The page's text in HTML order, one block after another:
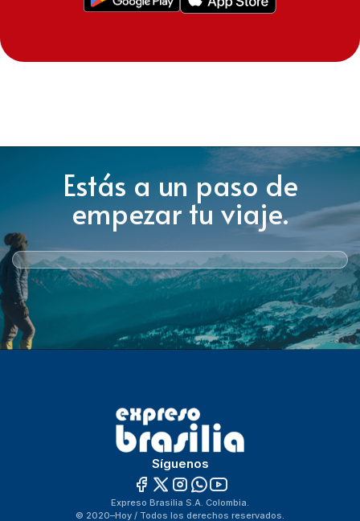
Estás a un paso de
empezar tu viaje.
Síguenos
Expreso Brasilia S.A. Colombia.
© 2020–Hoy / Todos los derechos reservados.